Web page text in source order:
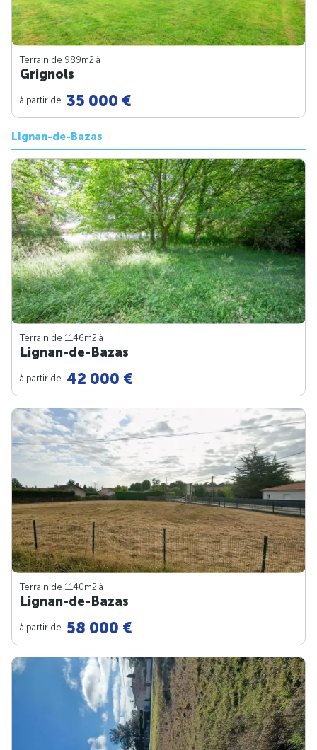
Terrain de 989m2 à
Grignols
à partir de 35 000 €
Lignan-de-Bazas
Terrain de 1146m2 à
Lignan-de-Bazas
à partir de 42 000 €
Terrain de 1140m2 à
Lignan-de-Bazas
à partir de 58 000 €